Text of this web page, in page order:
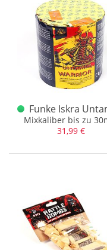
Funke Iskra
Mixkaliber bis zu
31,99 €